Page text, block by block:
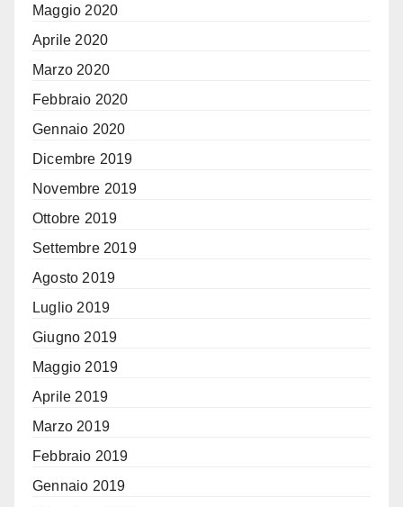
Maggio 2020
Aprile 2020
Marzo 2020
Febbraio 2020
Gennaio 2020
Dicembre 2019
Novembre 2019
Ottobre 2019
Settembre 2019
Agosto 2019
Luglio 2019
Giugno 2019
Maggio 2019
Aprile 2019
Marzo 2019
Febbraio 2019
Gennaio 2019